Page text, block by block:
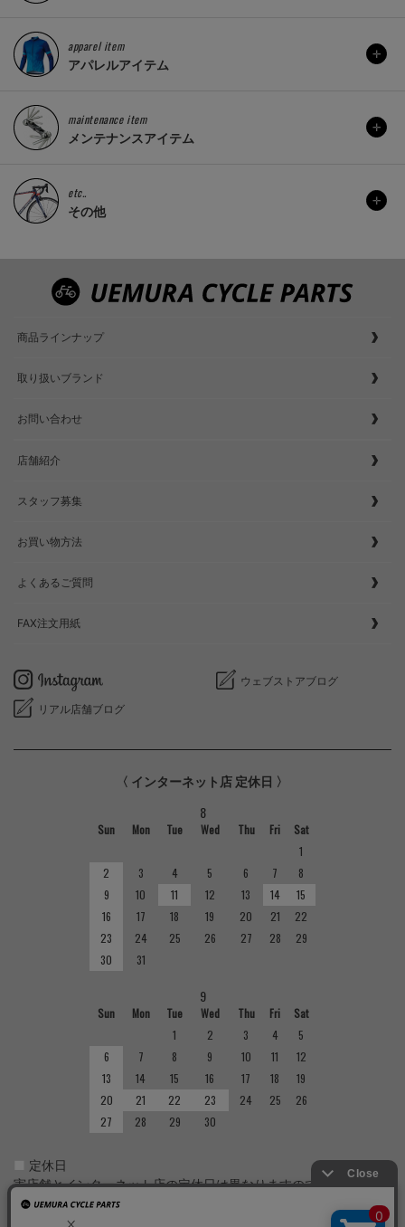
apparel item
アパレルアイテム
maintenance item
メンテナンスアイテム
etc..
その他
商品ラインナップ
取り扱いブランド
お問い合わせ
店舗紹介
スタッフ募集
お買い物方法
よくあるご質問
FAX注文用紙
ウェブストアブログ
リアル店舗ブログ
〈 インターネット店 定休日 〉
8
Sun Mon Tue Wed Thu Fri
Sat
1
2
3 4 5 6 7
8
9
10 11 12 13 14
15
16
17 18 19 20 21
22
23
24 25 26 27 28
29
30
31
9
Sun Mon Tue Wed Thu Fri
Sat
1
2 3 4
5
6
7 8 9 10 11
12
13
14 15 16 17 18
19
20
21 22 23 24 25
26
27
28 29 30
定休日
実店舗とインターネット店の定休日は異なりますのでご注意くだ
さい。実店舗の定休日については店舗紹介をご確認ください。